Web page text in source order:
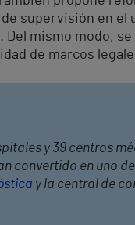
supervisión en
mismo modo,
de marcos
y 39 centros
convertido en uno
y la central de